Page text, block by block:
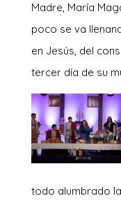
Madre, María
poco se va
en Jesús, del
tercer día de su
todo alumbrado